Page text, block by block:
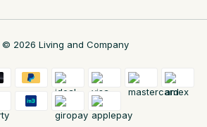
© 2026 Living and Company